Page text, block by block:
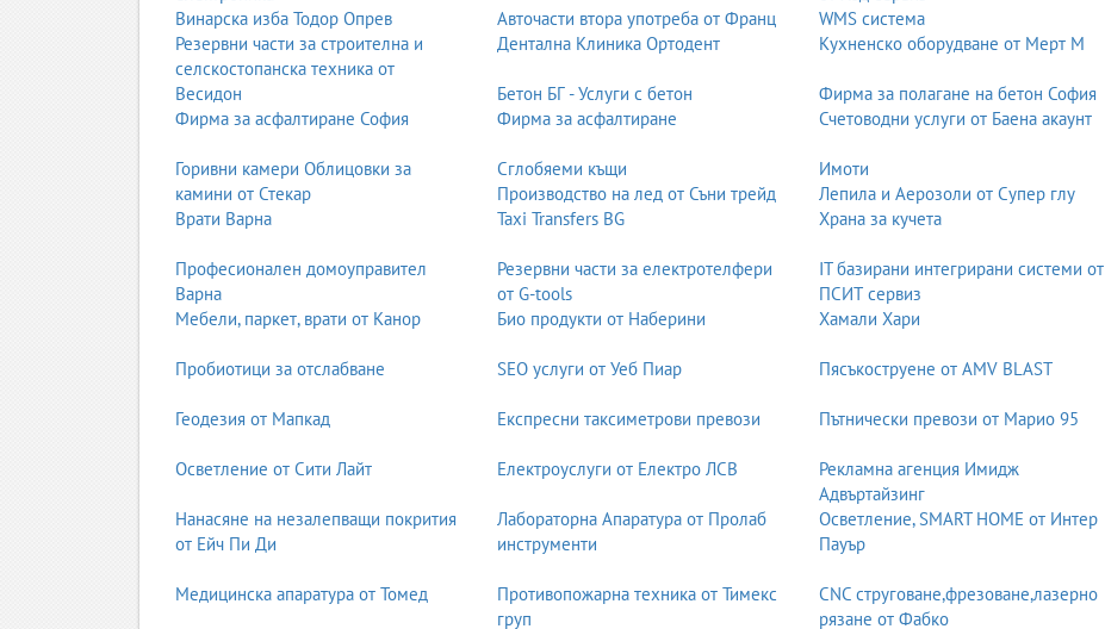
Винарска изба Тодор Опрев
Авточасти втора употреба от Франц WMS система
Резервни части за строителна и
селскостопанска техника от
Весидон
Дентална Клиника Ортодент Кухненско оборудване от Мерт М
Бетон БГ - Услуги с бетон
Фирма за полагане на бетон София
Фирма за асфалтиране София
Фирма за асфалтиране Счетоводни услуги от Баена акаунт
Горивни камери Облицовки за
камини от Стекар
Сглобяеми къщи Имоти
Производство на лед от Съни трейд
Лепила и Аерозоли от Супер глу
Врати Варна
Taxi Transfers BG Храна за кучета
Професионален домоуправител
Варна
Резервни части за електротелфери
от G-tools
IT базирани интегрирани системи от
ПСИТ сервиз
Мебели, паркет, врати от Канор
Био продукти от Наберини Хамали Хари
Пробиотици за отслабване
SEO услуги от Уеб Пиар Пясъкоструене от AMV BLAST
Геодезия от Мапкад
Експресни таксиметрови превози Пътнически превози от Марио 95
Осветление от Сити Лайт
Електроуслуги от Електро ЛСВ
Рекламна агенция Имидж
Адвъртайзинг
Нанасяне на незалепващи покрития
от Ейч Пи Ди
Лабораторна Апаратура от Пролаб
инструменти
Осветление, SMART HOME от Интер
Пауър
Медицинска апаратура от Томед
Противопожарна техника от Тимекс
груп
CNC струговане,фрезоване,лазерно
рязане от Фабко